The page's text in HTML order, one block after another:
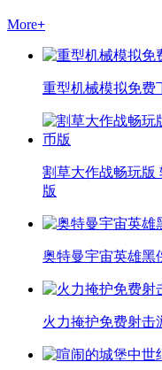
More+
重型机械模拟免费
割草大作战畅玩版
版
奥特曼宇宙英雄黑
火力掩护免费射击